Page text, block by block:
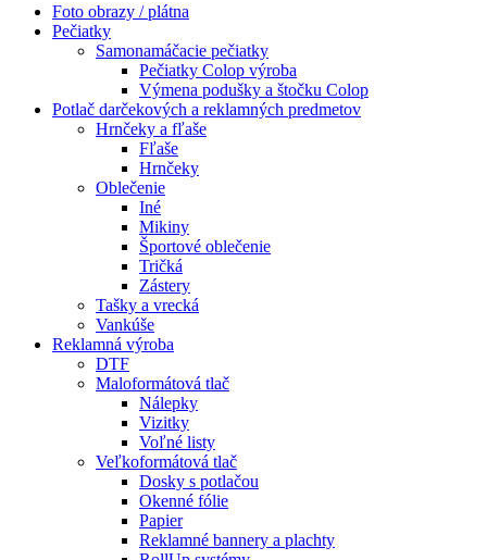
Foto obrazy / plátna
Pečiatky
Samonamáčacie pečiatky
Pečiatky Colop výroba
Výmena podušky a štočku Colop
Potlač darčekových a reklamných predmetov
Hrnčeky a fľaše
Fľaše
Hrnčeky
Oblečenie
Iné
Mikiny
Športové oblečenie
Tričká
Zástery
Tašky a vrecká
Vankúše
Reklamná výroba
DTF
Maloformátová tlač
Nálepky
Vizitky
Voľné listy
Veľkoformátová tlač
Dosky s potlačou
Okenné fólie
Papier
Reklamné bannery a plachty